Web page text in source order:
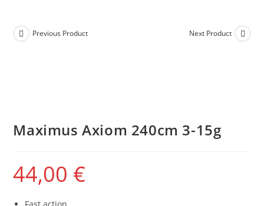
Previous Product Next Product
Maximus Axiom 240cm 3-15g
44,00 €